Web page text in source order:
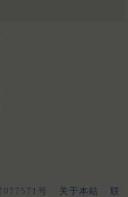
号 关于本站
联